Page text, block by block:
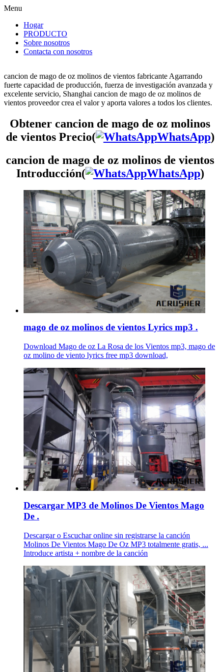
Menu
Hogar
PRODUCTO
Sobre nosotros
Contacta con nosotros
cancion de mago de oz molinos de vientos fabricante Agarrando
fuerte capacidad de producción, fuerza de investigación avanzada y
excelente servicio, Shanghai cancion de mago de oz molinos de
vientos proveedor crea el valor y aporta valores a todos los clientes.
Obtener cancion de mago de oz molinos
de vientos Precio(
WhatsApp)
cancion de mago de oz molinos de vientos
Introducción(
WhatsApp)
mago de oz molinos de vientos Lyrics mp3 .
Download Mago de oz La Rosa de los Vientos mp3, mago de
oz molino de viento lyrics free mp3 download,
Descargar MP3 de Molinos De Vientos Mago
De .
Descargar o Escuchar online sin registrarse la canción
Molinos De Vientos Mago De Oz MP3 totalmente gratis, ...
Introduce artista + nombre de la canción